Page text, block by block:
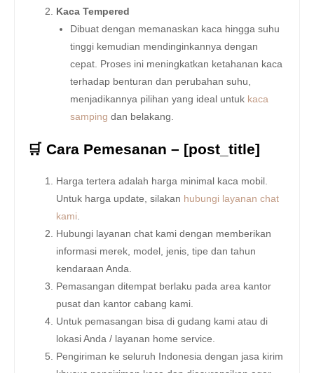
Kaca Tempered
Dibuat dengan memanaskan kaca hingga suhu
tinggi kemudian mendinginkannya dengan
cepat. Proses ini meningkatkan ketahanan kaca
terhadap benturan dan perubahan suhu,
menjadikannya pilihan yang ideal untuk kaca
samping dan belakang.
🛒 Cara Pemesanan – [post_title]
Harga tertera adalah harga minimal kaca mobil.
Untuk harga update, silakan hubungi layanan chat
kami
Hubungi layanan chat kami dengan memberikan
informasi merek, model, jenis, tipe dan tahun
kendaraan Anda.
Pemasangan ditempat berlaku pada area kantor
pusat dan kantor cabang kami.
Untuk pemasangan bisa di gudang kami atau di
lokasi Anda / layanan home service.
Pengiriman ke seluruh Indonesia dengan jasa kirim